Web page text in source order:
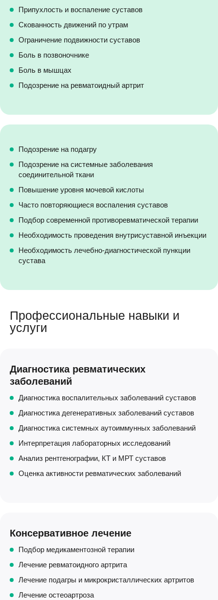
Припухлость и воспаление суставов
Скованность движений по утрам
Ограничение подвижности суставов
Боль в позвоночнике
Боль в мышцах
Подозрение на ревматоидный артрит
Подозрение на подагру
Подозрение на системные заболевания
соединительной ткани
Повышение уровня мочевой кислоты
Часто повторяющиеся воспаления суставов
Подбор современной противоревматической терапии
Необходимость проведения внутрисуставной инъекции
Необходимость лечебно-диагностической пункции
сустава
Профессиональные навыки и
услуги
Диагностика ревматических
заболеваний
Диагностика воспалительных заболеваний суставов
Диагностика дегенеративных заболеваний суставов
Диагностика системных аутоиммунных заболеваний
Интерпретация лабораторных исследований
Анализ рентгенографии, КТ и МРТ суставов
Оценка активности ревматических заболеваний
Консервативное лечение
Подбор медикаментозной терапии
Лечение ревматоидного артрита
Лечение подагры и микрокристаллических артритов
Лечение остеоартроза